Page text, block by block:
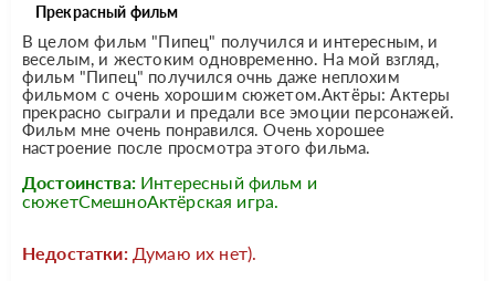
Прекрасный фильм
В целом фильм "Пипец" получился и интересным, и
веселым, и жестоким одновременно. На мой взгляд,
фильм "Пипец" получился очнь даже неплохим
фильмом с очень хорошим сюжетом.Актёры: Актеры
прекрасно сыграли и предали все эмоции персонажей.
Фильм мне очень понравился. Очень хорошее
настроение после просмотра этого фильма.
Достоинства: Интересный фильм и
сюжетСмешноАктёрская игра.
Недостатки: Думаю их нет).